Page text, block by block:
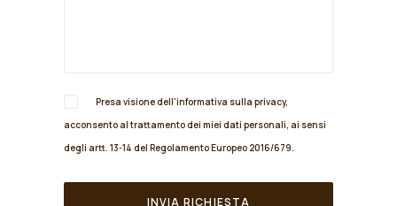
Presa visione dell'informativa sulla privacy,
acconsento al trattamento dei miei dati personali, ai sensi
degli artt. 13-14 del Regolamento Europeo 2016/679.